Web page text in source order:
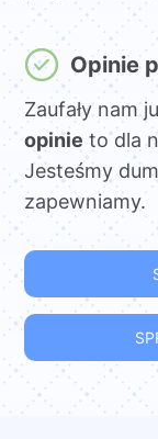
Opinie
Zaufały nam
opinie to dla
Jesteśmy
zapewniamy.